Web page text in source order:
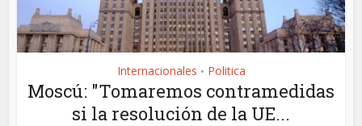
Internacionales • Politica
Moscú: "Tomaremos contramedidas
si la resolución de la UE...